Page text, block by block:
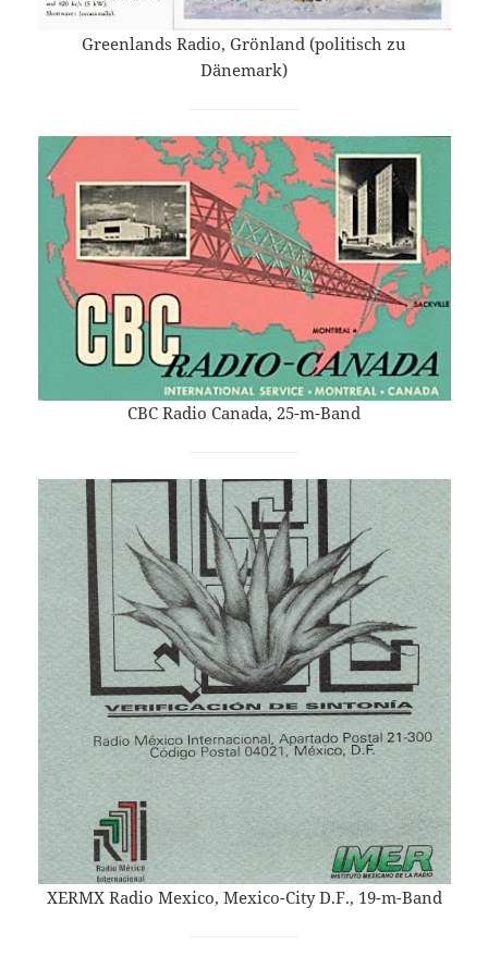
Greenlands Radio, Grönland (politisch zu
Dänemark)
CBC Radio Canada, 25-m-Band
XERMX Radio Mexico, Mexico-City D.F., 19-m-Band